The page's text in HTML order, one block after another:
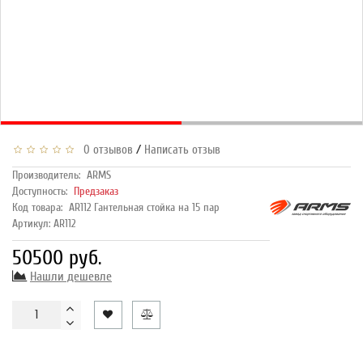
0 отзывов / Написать отзыв
Производитель: ARMS
Доступность: Предзаказ
Код товара: AR112 Гантельная стойка на 15 пар
Артикул: AR112
50500 руб.
Нашли дешевле